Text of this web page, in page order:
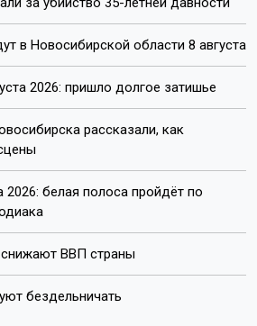
в Новосибирской области 8 августа
2026: пришло долгое затишье
рассказали, как
2026: белая полоса пройдёт по
ВВП страны
бездельничать